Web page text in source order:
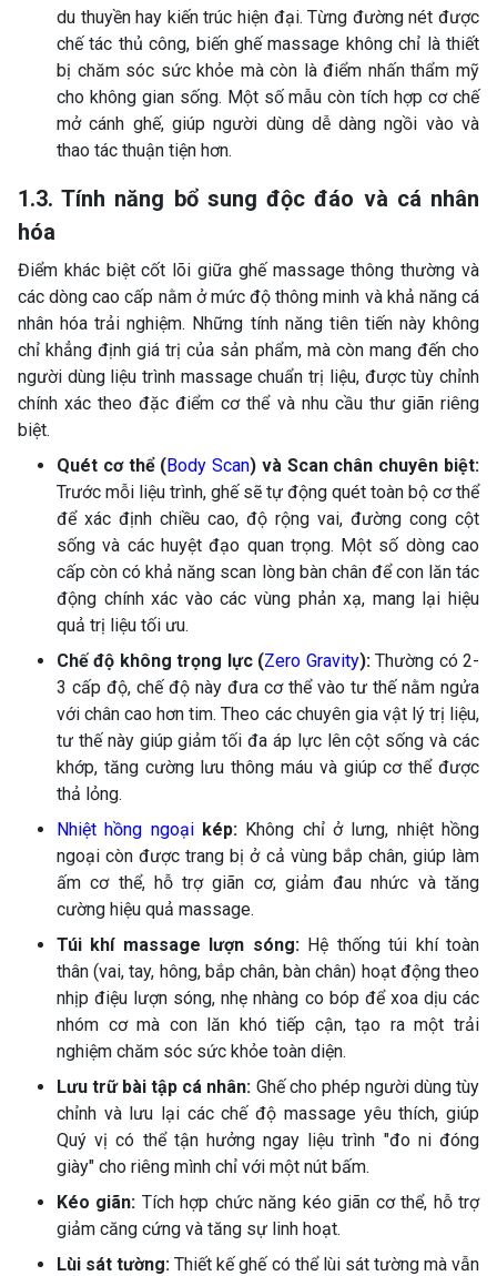
du thuyền hay kiến trúc hiện đại. Từng đường nét được
chế tác thủ công, biến ghế massage không chỉ là thiết
bị chăm sóc sức khỏe mà còn là điểm nhấn thẩm mỹ
cho không gian sống. Một số mẫu còn tích hợp cơ chế
mở cánh ghế, giúp người dùng dễ dàng ngồi vào và
thao tác thuận tiện hơn.
1.3. Tính năng bổ sung độc đáo và cá nhân
hóa
Điểm khác biệt cốt lõi giữa ghế massage thông thường và
các dòng cao cấp nằm ở mức độ thông minh và khả năng cá
nhân hóa trải nghiệm. Những tính năng tiên tiến này không
chỉ khẳng định giá trị của sản phẩm, mà còn mang đến cho
người dùng liệu trình massage chuẩn trị liệu, được tùy chỉnh
chính xác theo đặc điểm cơ thể và nhu cầu thư giãn riêng
biệt.
Quét cơ thể (Body Scan) và Scan chân chuyên biệt:
Trước mỗi liệu trình, ghế sẽ tự động quét toàn bộ cơ thể
để xác định chiều cao, độ rộng vai, đường cong cột
sống và các huyệt đạo quan trọng. Một số dòng cao
cấp còn có khả năng scan lòng bàn chân để con lăn tác
động chính xác vào các vùng phản xạ, mang lại hiệu
quả trị liệu tối ưu.
Chế độ không trọng lực (Zero Gravity):Thường có 2-
3 cấp độ, chế độ này đưa cơ thể vào tư thế nằm ngửa
với chân cao hơn tim. Theo các chuyên gia vật lý trị liệu,
tư thế này giúp giảm tối đa áp lực lên cột sống và các
khớp, tăng cường lưu thông máu và giúp cơ thể được
thả lỏng.
Nhiệt hồng ngoạikép: Không chỉ ở lưng, nhiệt hồng
ngoại còn được trang bị ở cả vùng bắp chân, giúp làm
ấm cơ thể, hỗ trợ giãn cơ, giảm đau nhức và tăng
cường hiệu quả massage.
Túi khí massage lượn sóng: Hệ thống túi khí toàn
thân (vai, tay, hông, bắp chân, bàn chân) hoạt động theo
nhịp điệu lượn sóng, nhẹ nhàng co bóp để xoa dịu các
nhóm cơ mà con lăn khó tiếp cận, tạo ra một trải
nghiệm chăm sóc sức khỏe toàn diện.
Lưu trữ bài tập cá nhân: Ghế cho phép người dùng tùy
chỉnh và lưu lại các chế độ massage yêu thích, giúp
Quý vị có thể tận hưởng ngay liệu trình "đo ni đóng
giày" cho riêng mình chỉ với một nút bấm.
Kéo giãn: Tích hợp chức năng kéo giãn cơ thể, hỗ trợ
giảm căng cứng và tăng sự linh hoạt.
Lùi sát tường:Thiết kế ghế có thể lùi sát tường mà vẫn